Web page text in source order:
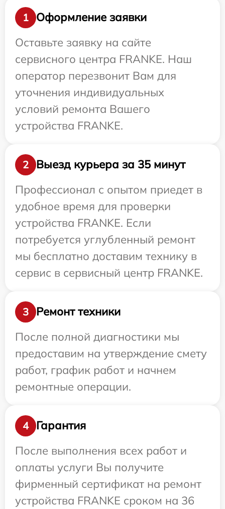
1
Оформление заявки
Оставьте заявку на сайте
сервисного центра FRANKE. Наш
оператор перезвонит Вам для
уточнения индивидуальных
условий ремонта Вашего
устройства FRANKE.
2
Выезд курьера за 35 минут
Профессионал с опытом приедет в
удобное время для проверки
устройства FRANKE. Если
потребуется углубленный ремонт
мы бесплатно доставим технику в
сервис в сервисный центр FRANKE.
3
Ремонт техники
После полной диагностики мы
предоставим на утверждение смету
работ, график работ и начнем
ремонтные операции.
4
Гарантия
После выполнения всех работ и
оплаты услуги Вы получите
фирменный сертификат на ремонт
устройства FRANKE сроком на 36